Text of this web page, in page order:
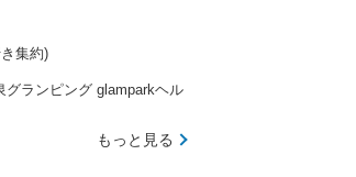
集約)
グランピング glamparkヘル
もっと見る